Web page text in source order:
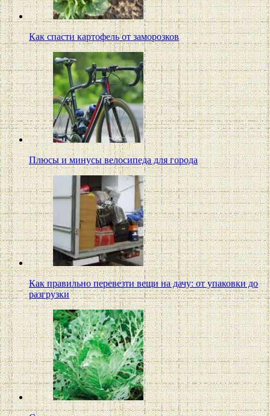
Как спасти картофель от заморозков
Плюсы и минусы велосипеда для города
Как правильно перевезти вещи на дачу: от упаковки до
разгрузки